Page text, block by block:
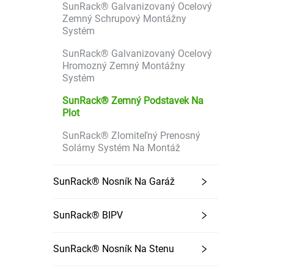
SunRack® Galvanizovaný Ocelový
Zemný Schrupový Montážny
Systém
SunRack® Galvanizovaný Ocelový
Hromozný Zemný Montážny
Systém
SunRack® Zemný Podstavek Na
Plot
SunRack® Zlomiteľný Prenosný
Solárny Systém Na Montáž
SunRack® Nosník Na Garáž
SunRack® BIPV
SunRack® Nosník Na Stenu